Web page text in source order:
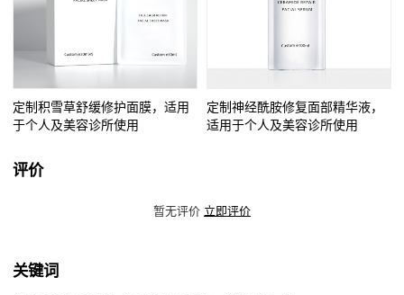
定制积雪草舒缓修护面膜，适用
于个人及美容诊所使用
定制神经酰胺修复面部精华液，
适用于个人及美容诊所使用
评价
暂无评价 立即评价
关键词